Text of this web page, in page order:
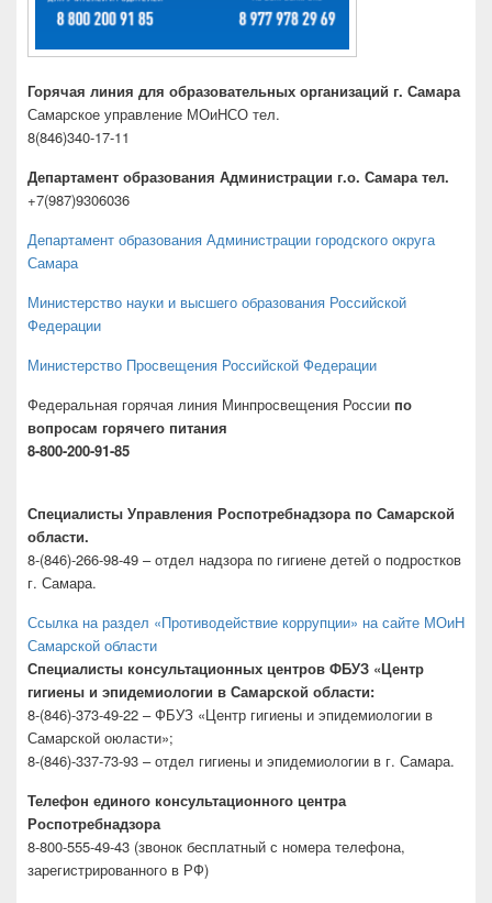
Горячая линия для образовательных организаций г. Самара
Самарское управление МОиНСО тел.
8(846)340-17-11
Департамент образования Администрации г.о. Самара тел.
+7(987)9306036
Департамент образования Администрации городского округа
Самара
Министерство науки и высшего образования Российской
Федерации
Министерство Просвещения Российской Федерации
Федеральная горячая линия Минпросвещения России по
вопросам горячего питания
8-800-200-91-85
Специалисты Управления Роспотребнадзора по Самарской
области.
8-(846)-266-98-49 – отдел надзора по гигиене детей о подростков
г. Самара.
Ссылка на раздел «Противодействие коррупции» на сайте МОиН
Самарской области
Специалисты консультационных центров ФБУЗ «Центр
гигиены и эпидемиологии в Самарской области:
8-(846)-373-49-22 – ФБУЗ «Центр гигиены и эпидемиологии в
Самарской оюласти»;
8-(846)-337-73-93 – отдел гигиены и эпидемиологии в г. Самара.
Телефон единого консультационного центра
Роспотребнадзора
8-800-555-49-43 (звонок бесплатный с номера телефона,
зарегистрированного в РФ)